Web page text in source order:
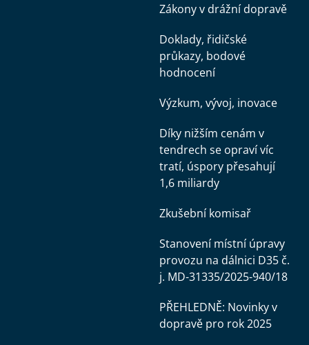
Zákony v drážní dopravě
Doklady, řidičské
průkazy, bodové
hodnocení
Výzkum, vývoj, inovace
Díky nižším cenám v
tendrech se opraví víc
tratí, úspory přesahují
1,6 miliardy
Zkušební komisař
Stanovení místní úpravy
provozu na dálnici D35 č.
j. MD-31335/2025-940/18
PŘEHLEDNĚ: Novinky v
dopravě pro rok 2025